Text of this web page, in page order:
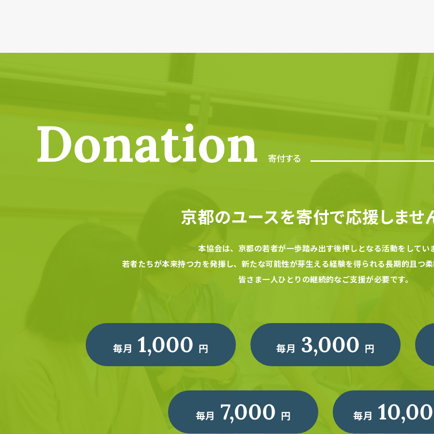
Donation 寄付する
京都のユースを寄付で応援しませ
本協会は、京都の若者が一歩踏み出す後押しとなる活動をしてい
若者たちが本来持つ力を発揮し、新たな可能性が芽生える経験を得られる長期的且つ
皆さま一人ひとりの継続的なご支援が必要です。
毎月 1,000 円 毎月 3,000 円
毎月 7,000 円 毎月